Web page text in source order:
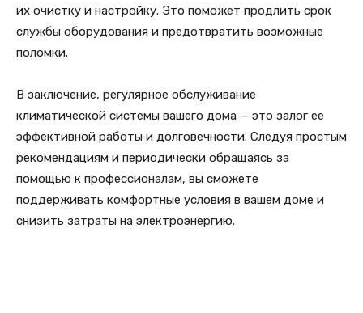
их очистку и настройку. Это поможет продлить срок
службы оборудования и предотвратить возможные
поломки.
В заключение, регулярное обслуживание
климатической системы вашего дома — это залог ее
эффективной работы и долговечности. Следуя простым
рекомендациям и периодически обращаясь за
помощью к профессионалам, вы сможете
поддерживать комфортные условия в вашем доме и
снизить затраты на электроэнергию.